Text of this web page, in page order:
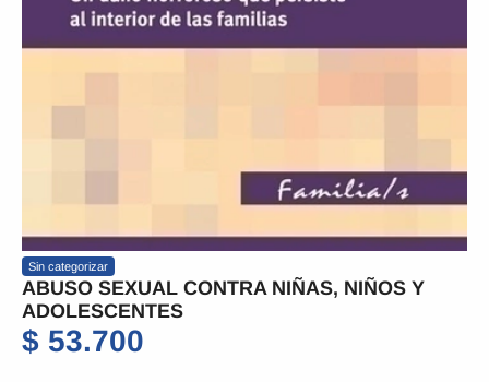
Sin categorizar
ABUSO SEXUAL CONTRA NIÑAS, NIÑOS Y
ADOLESCENTES
$ 53.700